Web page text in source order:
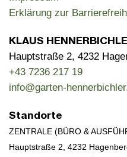
Erklärung zur
KLAUS
Hauptstraße 2, 4232
+43 7236 217 19
info@garten-
Standorte
ZENTRALE (BÜRO &
Hauptstraße 2, 4232